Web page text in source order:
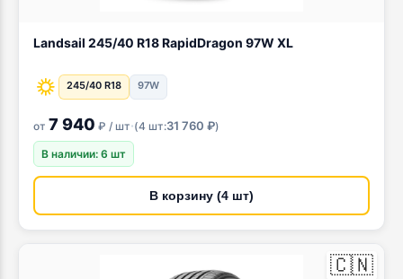
Landsail 245/40 R18 RapidDragon 97W XL
245/40 R18 97W
от 7 940 ₽ / шт·(4 шт:31 760 ₽)
В наличии: 6 шт
В корзину (4 шт)
🇨🇳